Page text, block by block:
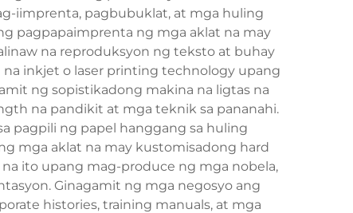
iimprenta, pagbubuklat, at mga huling
pagpapaimprenta ng mga aklat na may
na reproduksyon ng teksto at buhay
inkjet o laser printing technology upang
ng sopistikadong makina na ligtas na
na pandikit at mga teknik sa pananahi.
pagpili ng papel hanggang sa huling
mga aklat na may kustomisadong hard
ito upang mag-produce ng mga nobela,
Ginagamit ng mga negosyo ang
histories, training manuals, at mga